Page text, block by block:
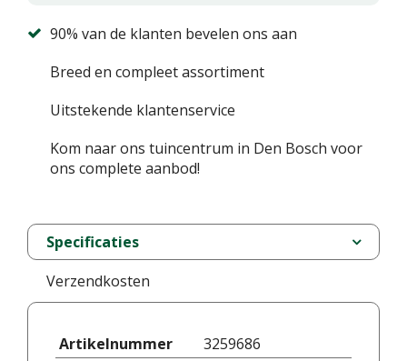
90% van de klanten bevelen ons aan
Breed en compleet assortiment
Uitstekende klantenservice
Kom naar ons tuincentrum in Den Bosch voor
ons complete aanbod!
Specificaties
Verzendkosten
Artikelnummer
3259686